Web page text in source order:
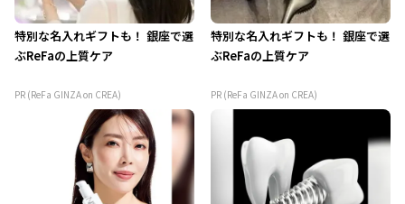
特別な名入れギフトも！ 銀座で選
ぶReFaの上質ケア
PR (ReFa GINZA on CREA)
特別な名入れギフトも！ 銀座で選
ぶReFaの上質ケア
PR (ReFa GINZA on CREA)